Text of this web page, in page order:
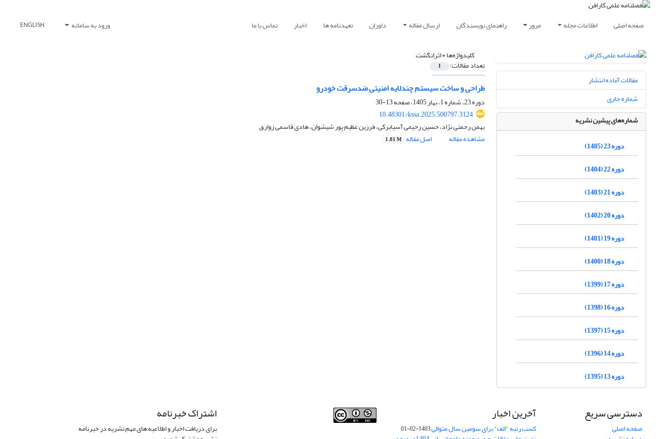
صفحه اصلی اطلاعات مجله مرور راهنمای نویسندگان ارسال مقاله داوران تعهدنامه ها اخبار تماس با ما ورود به سامانه ENGLISH
کلیدواژه‌ها =اثرانگشت
تعداد مقالات: 1
طراحی و ساخت سیستم چندلایه امنیتی ضدسرقت خودرو
دوره 23، شماره 1، بهار 1405، صفحه
13-30
10.48301/kssa.2025.500797.3124
بهمن رحمتی نِژاد، حسین رحیمی آسیابرکی، فرزین عظیم پور شیشوان، هادی قاسمی زوارق
مشاهده مقاله
اصل مقاله 1.81 M
مقالات آماده انتشار
شماره جاری
شماره‌های پیشین نشریه
دوره 23 (1405)
دوره 22 (1404)
دوره 21 (1403)
دوره 20 (1402)
دوره 19 (1401)
دوره 18 (1400)
دوره 17 (1399)
دوره 16 (1398)
دوره 15 (1397)
دوره 14 (1396)
دوره 13 (1395)
دسترسی سریع
صفحه اصلی
آخرین اخبار
کسب رتبه "الف" برای سومین سال متوالی1403-02-01
اشتراک خبرنامه
برای دریافت اخبار و اطلاعیه های مهم نشریه در خبرنامه